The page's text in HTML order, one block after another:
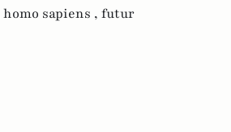
homo sapiens , futur